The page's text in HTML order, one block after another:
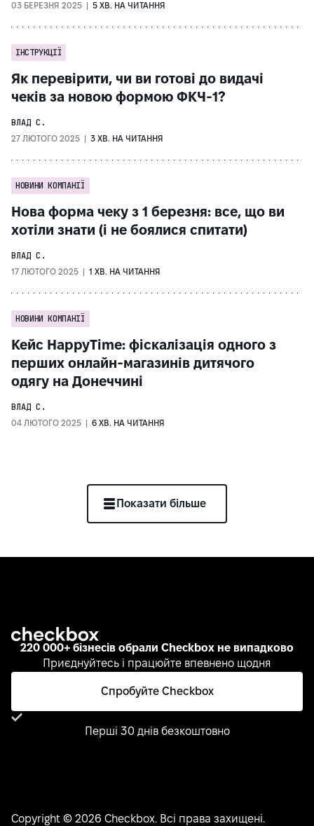
03 БЕРЕЗНЯ 2025 | 5 ХВ. НА ЧИТАННЯ
ІНСТРУКЦІЇ
Як перевірити, чи ви готові до видачі
чеків за новою формою ФКЧ-1?
ВЛАД С.
27 ЛЮТОГО 2025 | 3 ХВ. НА ЧИТАННЯ
НОВИНИ КОМПАНІЇ
Нова форма чеку з 1 березня: все, що ви
хотіли знати (і не боялися спитати)
ВЛАД С.
17 ЛЮТОГО 2025 | 1 ХВ. НА ЧИТАННЯ
НОВИНИ КОМПАНІЇ
Кейс HappyTime: фіскалізація одного з
перших онлайн-магазинів дитячого
одягу на Донеччині
ВЛАД С.
04 ЛЮТОГО 2025 | 6 ХВ. НА ЧИТАННЯ
Показати більше
220 000+ бізнесів обрали Checkbox не випадково
Приєднуйтесь і працюйте впевнено щодня
Спробуйте Checkbox
Перші 30 днів безкоштовно
Copyright © 2026 Checkbox. Всі права захищені.